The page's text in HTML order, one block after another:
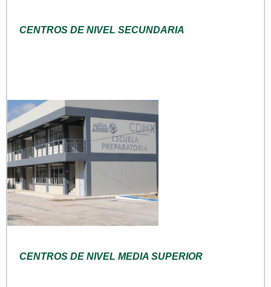
CENTROS DE NIVEL SECUNDARIA
CENTROS DE NIVEL MEDIA SUPERIOR